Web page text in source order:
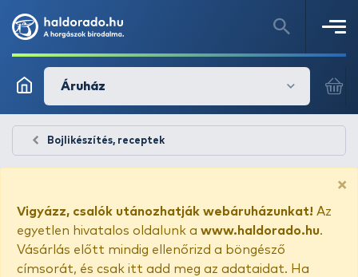
Áruház
Bojlikészítés, receptek
×
Vigyázz, csalók utánozhatják webáruházunkat! Az
egyetlen hivatalos oldalunk a www.haldorado.hu.
Vásárlás előtt mindig ellenőrizd a böngésző
címsorát, és csak itt add meg az adataidat. Ha